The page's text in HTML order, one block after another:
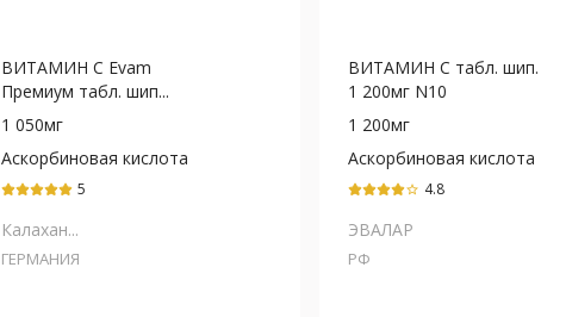
ВИТАМИН С Evam
Премиум табл. шип...
1 050мг
Аскорбиновая кислота
5
Калахан...
ГЕРМАНИЯ
ВИТАМИН С табл. шип.
1 200мг N10
1 200мг
Аскорбиновая кислота
star_border 4.8
ЭВАЛАР
РФ